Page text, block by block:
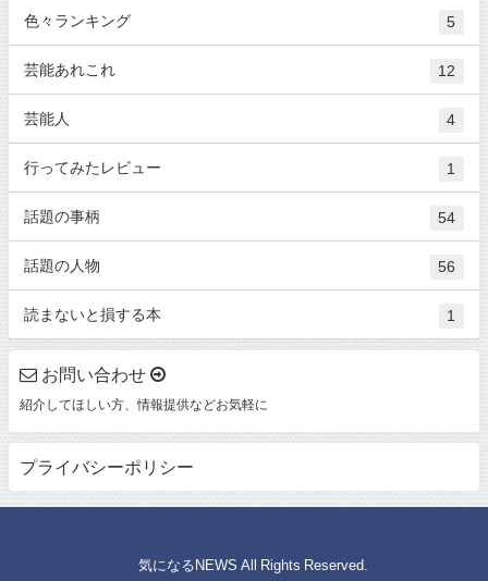
色々ランキング 5
芸能あれこれ 12
芸能人 4
行ってみたレビュー 1
話題の事柄 54
話題の人物 56
読まないと損する本 1
お問い合わせ
紹介してほしい方、情報提供などお気軽に
プライバシーポリシー
© 気になるNEWS All Rights Reserved.